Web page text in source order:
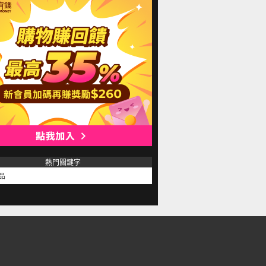
熱門關鍵字